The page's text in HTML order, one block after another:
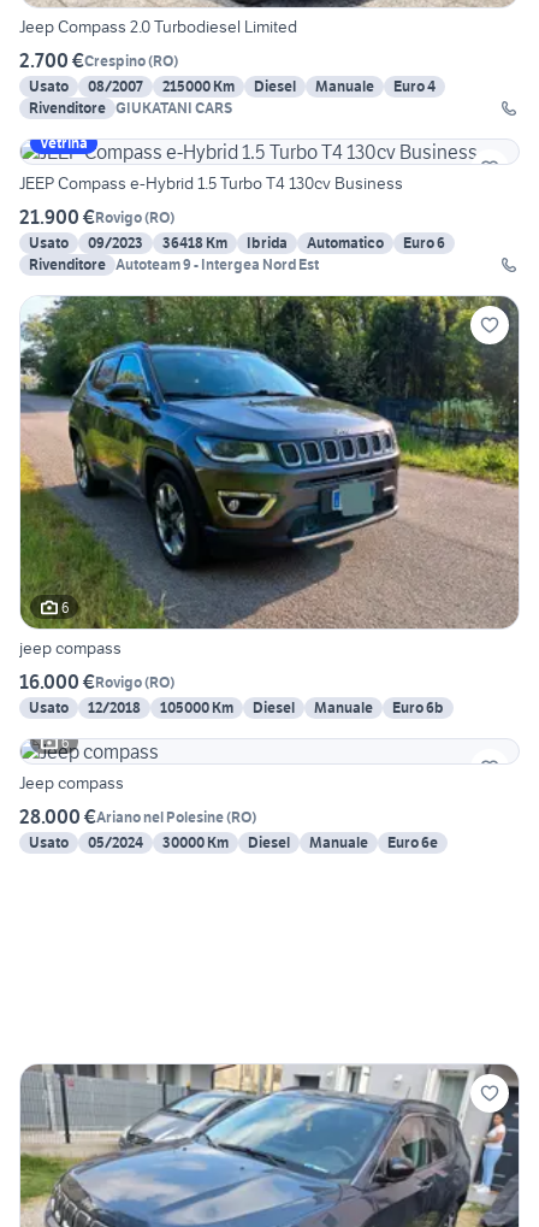
Jeep Compass 2.0 Turbodiesel Limited
2.700 €Crespino(RO)
Usato
08/2007 215000 Km Diesel Manuale
Euro 4
Rivenditore GIUKATANI CARS
Vetrina
JEEP Compass e-Hybrid 1.5 Turbo T4 130cv Business
21.900 €Rovigo(RO)
Usato
09/2023 36418 Km Ibrida Automatico
Euro 6
Rivenditore Autoteam 9 - Intergea Nord Est
6
jeep compass
16.000 €Rovigo(RO)
Usato
12/2018 105000 Km Diesel Manuale
Euro 6b
6
Jeep compass
28.000 €Ariano nel Polesine(RO)
Usato
05/2024 30000 Km Diesel Manuale Euro 6e